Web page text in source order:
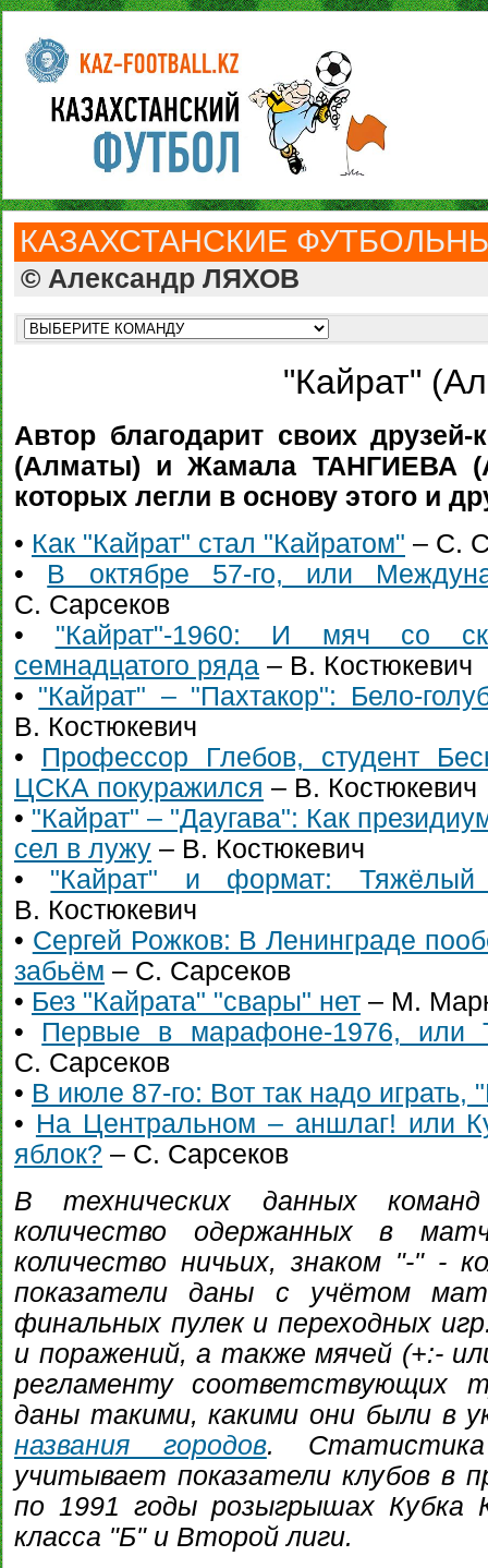
КАЗАХСТАНСКИЕ
© Александр ЛЯХОВ
"Кайрат"
Автор благодарит своих
(Алматы) и Жамала ТАНГИЕВА
которых легли в основу этого и
• Как "Кайрат" стал "Кайратом" – С.
• В октябре 57-го, или
С. Сарсеков
• "Кайрат"-1960: И мяч со
семнадцатого ряда – В. Костюкевич
• "Кайрат" – "Пахтакор": Бело-
В. Костюкевич
• Профессор Глебов, студент
ЦСКА покуражился – В. Костюкевич
• "Кайрат" – "Даугава": Как
сел в лужу – В. Костюкевич
• "Кайрат" и формат: Тяжёлый
В. Костюкевич
• Сергей Рожков: В Ленинграде
забьём – С. Сарсеков
• Без "Кайрата" "свары" нет – М.
• Первые в марафоне-1976, или
С. Сарсеков
• В июле 87-го: Вот так надо играть,
• На Центральном – аншлаг! или
яблок? – С. Сарсеков
В технических данных
количество одержанных в
количество ничьих, знаком "-" -
показатели даны с учётом
финальных пулек и переходных
и поражений, а также мячей (+:-
регламенту соответствующих
даны такими, какими они были в
названия городов.
учитывает показатели клубов в
по 1991 годы розыгрышах Кубка
класса "Б" и Второй лиги.